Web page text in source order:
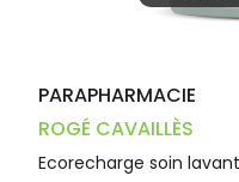
PARAPHARMACIE
ROGÉ CAVAILLÈS
Ecorecharge soin